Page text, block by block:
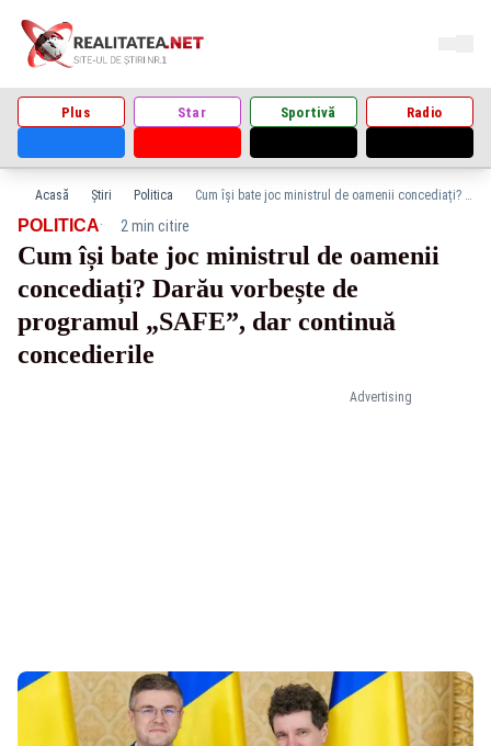
Plus Star Sportivă Radio
Acasă Știri Politica Cum își bate joc ministrul de oamenii concediați? Darău vorbește de programul „SAFE”, dar continuă concedierile
Advertising
POLITICA· 2 min citire
Cum își bate joc ministrul de oamenii
concediați? Darău vorbește de
programul „SAFE”, dar continuă
concedierile